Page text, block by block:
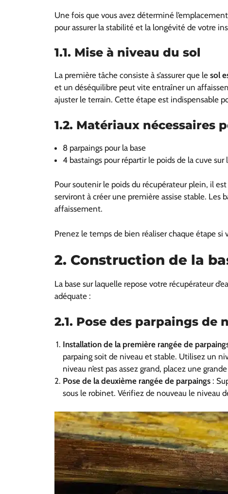
Une fois que vous avez déterminé
pour assurer la stabilité et la longévité de votre
1.1. Mise à niveau du sol
La première tâche consiste à s’assurer que le sol
et un déséquilibre peut vite entraîner un
ajuster le terrain. Cette étape est indispensable
1.2. Matériaux nécessaires
8 parpaings pour la base
4 bastaings pour répartir le poids de la cuve sur
Pour soutenir le poids du récupérateur plein, il
serviront à créer une première assise stable.
affaissement.
Prenez le temps de bien réaliser chaque étape
2. Construction de la
La base sur laquelle repose votre récupérateur
adéquate :
2.1. Pose des parpaings de
Installation de la première rangée de
parpaing soit de niveau et stable. Utilisez un
niveau n’est pas assez grand, placez une
Pose de la deuxième rangée de parpaings :
sous le robinet. Vérifiez de nouveau le niveau